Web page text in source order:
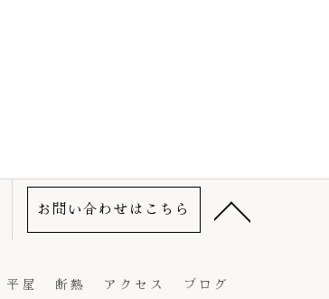
お問い合わせはこちら
平屋 断熱 アクセス ブログ